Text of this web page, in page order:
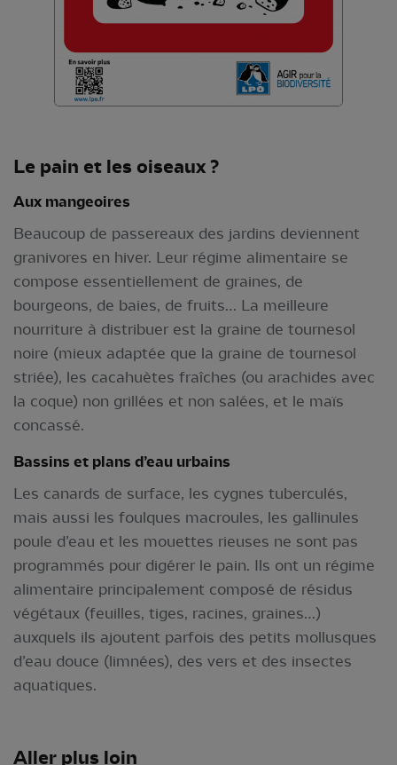
Le pain et les oiseaux ?
Aux mangeoires
Beaucoup de passereaux des jardins deviennent
granivores en hiver. Leur régime alimentaire se
compose essentiellement de graines, de
bourgeons, de baies, de fruits… La meilleure
nourriture à distribuer est la graine de tournesol
noire (mieux adaptée que la graine de tournesol
striée), les cacahuètes fraîches (ou arachides avec
la coque) non grillées et non salées, et le maïs
concassé.
Bassins et plans d’eau urbains
Les canards de surface, les cygnes tuberculés,
mais aussi les foulques macroules, les gallinules
poule d’eau et les mouettes rieuses ne sont pas
programmés pour digérer le pain. Ils ont un régime
alimentaire principalement composé de résidus
végétaux (feuilles, tiges, racines, graines…)
auxquels ils ajoutent parfois des petits mollusques
d’eau douce (limnées), des vers et des insectes
aquatiques.
Aller plus loin